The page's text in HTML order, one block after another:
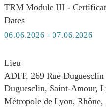
TRM Module III -
Dates
06.06.2026 - 07.06.2026
Lieu
ADFP, 269 Rue
Duguesclin, Saint-Amour,
Métropole de Lyon, Rhône,